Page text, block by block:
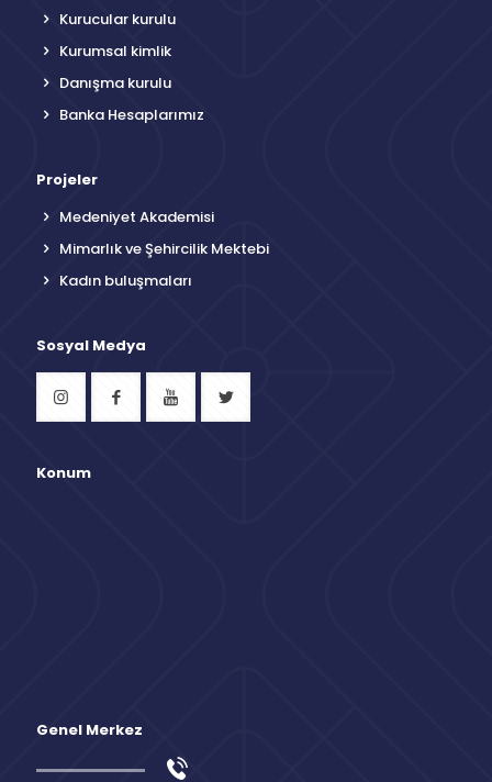
Kurucular kurulu
Kurumsal kimlik
Danışma kurulu
Banka Hesaplarımız
Projeler
Medeniyet Akademisi
Mimarlık ve Şehircilik Mektebi
Kadın buluşmaları
Sosyal Medya
Konum
Genel Merkez